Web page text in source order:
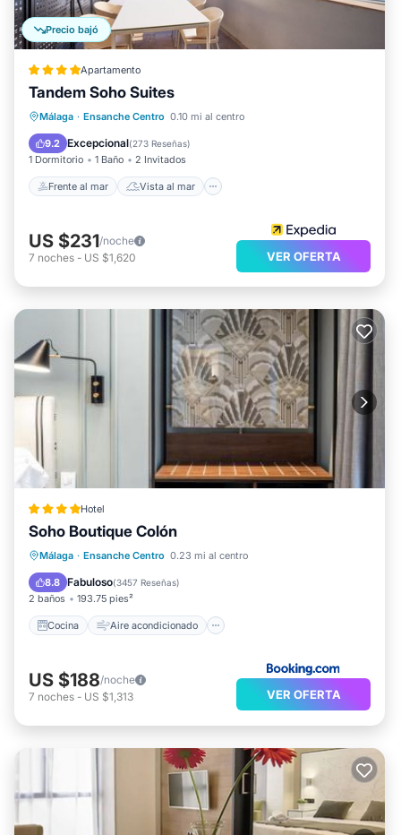
Precio bajó
Apartamento
Tandem Soho Suites
Málaga · Ensanche Centro 0.10 mi al centro
9.2 Excepcional(273 Reseñas)
1 Dormitorio 1 Baño 2 Invitados
Frente al mar Vista al mar
Frente al mar Vista al mar
Cocina
US $231/noche
7 noches - US $1,620 VER OFERTA
Hotel
Soho Boutique Colón
Málaga · Ensanche Centro 0.23 mi al centro
8.8 Fabuloso(3457 Reseñas)
2 baños 193.75 pies²
Cocina Aire acondicionado
Cocina Aire acondicionado
Se admiten mascotas
US $188/noche
7 noches - US $1,313 VER OFERTA